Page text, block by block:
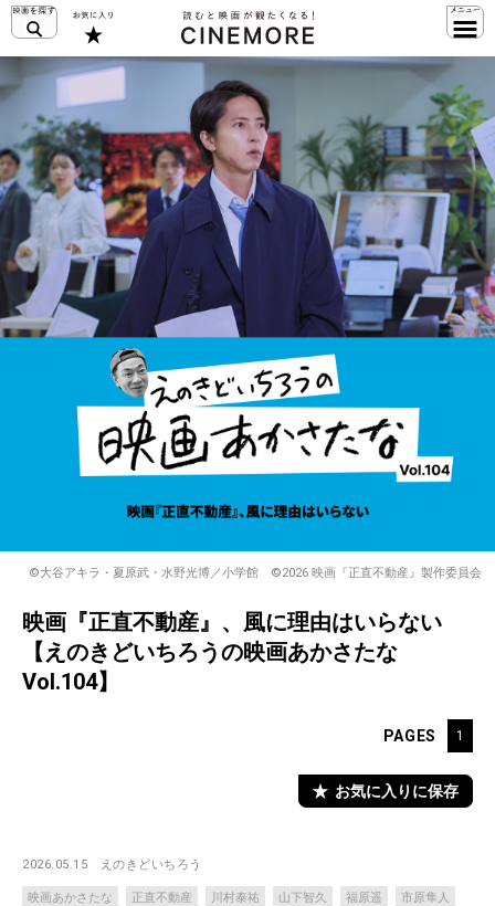
©大谷アキラ・夏原武・水野光博／小学館 ©2026 映画『正直不動産』製作委員会
映画『正直不動産』、風に理由はいらない
【えのきどいちろうの映画あかさたな
Vol.104】
PAGES 1
お気に入りに保存
2026.05.15 えのきどいちろう
映画あかさたな 正直不動産 川村泰祐 山下智久 福原遥
市原隼人